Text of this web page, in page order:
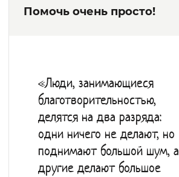
Помочь очень просто!
«Люди, занимающиеся
благотворительностью,
делятся на два разряда:
одни ничего не делают, но
поднимают большой шум, а
другие делают большое